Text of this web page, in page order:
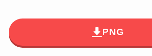
PNG